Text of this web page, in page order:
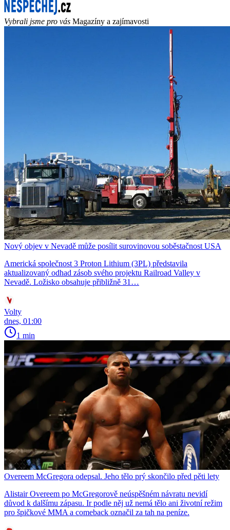
Vybrali jsme pro vás Magazíny a zajímavosti
Nový objev v Nevadě může posílit surovinovou soběstačnost USA
Americká společnost 3 Proton Lithium (3PL) představila
aktualizovaný odhad zásob svého projektu Railroad Valley v
Nevadě. Ložisko obsahuje přibližně 31…
Volty
dnes, 01:00
1 min
Overeem McGregora odepsal. Jeho tělo prý skončilo před pěti lety
Alistair Overeem po McGregorově neúspěšném návratu nevidí
důvod k dalšímu zápasu. Ir podle něj už nemá tělo ani životní režim
pro špičkové MMA a comeback označil za tah na peníze.